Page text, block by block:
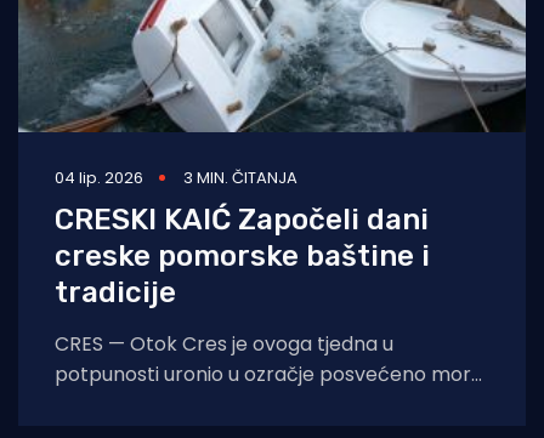
04 lip. 2026 3 MIN. ČITANJA
CRESKI KAIĆ Započeli dani
creske pomorske baštine i
tradicije
CRES — Otok Cres je ovoga tjedna u
potpunosti uronio u ozračje posvećeno moru,